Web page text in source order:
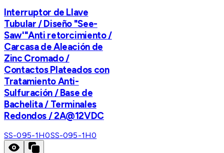
Interruptor de Llave
Tubular / Diseño "See-
Saw'"Anti retorcimiento /
Carcasa de Aleación de
Zinc Cromado /
Contactos Plateados con
Tratamiento Anti-
Sulfuración / Base de
Bachelita / Terminales
Redondos / 2A@12VDC
SS-095-1H0SS-095-1H0